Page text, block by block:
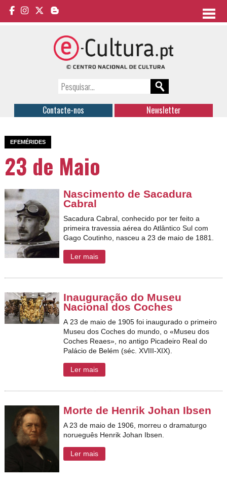
Contacte-nos Newsletter
EFEMÉRIDES
23 de Maio
Nascimento de Sacadura
Cabral
Sacadura Cabral, conhecido por ter feito a
primeira travessia aérea do Atlântico Sul com
Gago Coutinho, nasceu a 23 de maio de 1881.
Ler mais
Inauguração do Museu
Nacional dos Coches
A 23 de maio de 1905 foi inaugurado o primeiro
Museu dos Coches do mundo, o «Museu dos
Coches Reaes», no antigo Picadeiro Real do
Palácio de Belém (séc. XVIII-XIX).
Ler mais
Morte de Henrik Johan Ibsen
A 23 de maio de 1906, morreu o dramaturgo
norueguês Henrik Johan Ibsen.
Ler mais